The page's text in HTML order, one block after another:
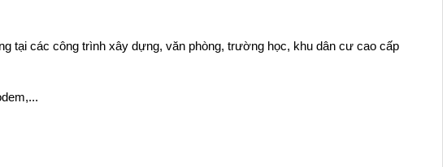
tại các công trình xây dựng, văn phòng, trường học, khu dân cư cao cấp